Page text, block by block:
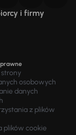
i firmy
strony
osobowych
danych
z plików
plików cookie